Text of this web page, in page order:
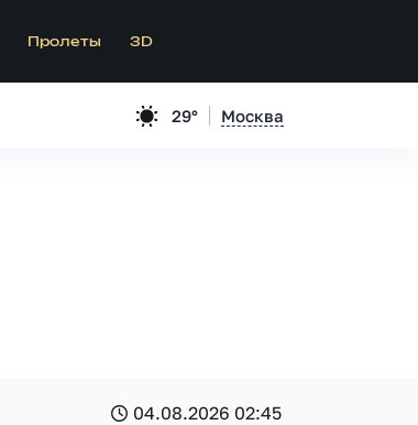
Пролеты 3D
29° Москва
04.08.2026 02:45